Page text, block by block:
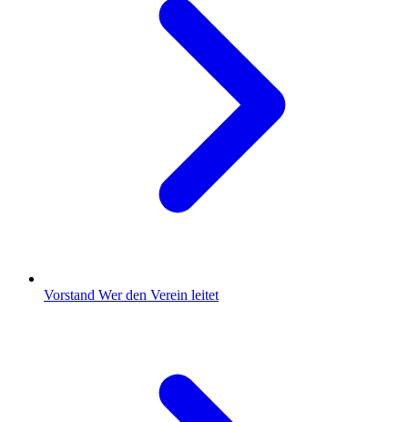
Vorstand Wer den Verein leitet